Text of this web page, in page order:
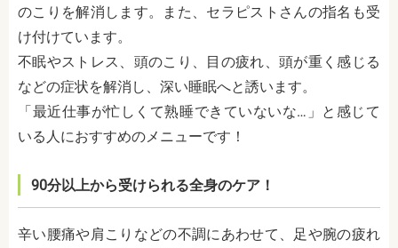
のこりを解消します。また、セラピストさんの指名も受
け付けています。
不眠やストレス、頭のこり、目の疲れ、頭が重く感じる
などの症状を解消し、深い睡眠へと誘います。
「最近仕事が忙しくて熟睡できていないな…」と感じて
いる人におすすめのメニューです！
90分以上から受けられる全身のケア！
辛い腰痛や肩こりなどの不調にあわせて、足や腕の疲れ